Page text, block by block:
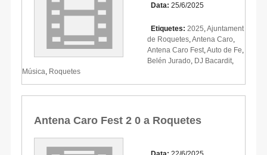
Data: 25/6/2025
Etiquetes: 2025 Ajuntament
de Roquetes Antena Caro
Antena Caro Fest Auto de Fe
Belén Jurado DJ Bacardit
Música Roquetes
Antena Caro Fest 2 0 a Roquetes